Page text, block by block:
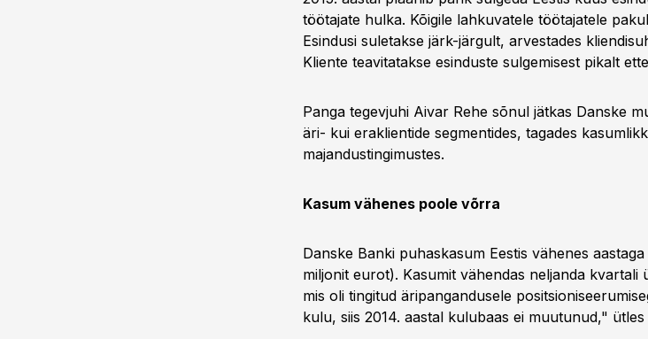
töötajate hulka. Kõigile lahkuvatele töötajatele
Esindusi suletakse järk-järgult, arvestades
Kliente teavitatakse esinduste sulgemisest pikalt
Panga tegevjuhi Aivar Rehe sõnul jätkas Danske
äri- kui eraklientide segmentides, tagades
majandustingimustes.
Kasum vähenes poole võrra
Danske Banki puhaskasum Eestis vähenes
miljonit eurot). Kasumit vähendas neljanda
mis oli tingitud äripangandusele
kulu, siis 2014. aastal kulubaas ei muutunud," ütles